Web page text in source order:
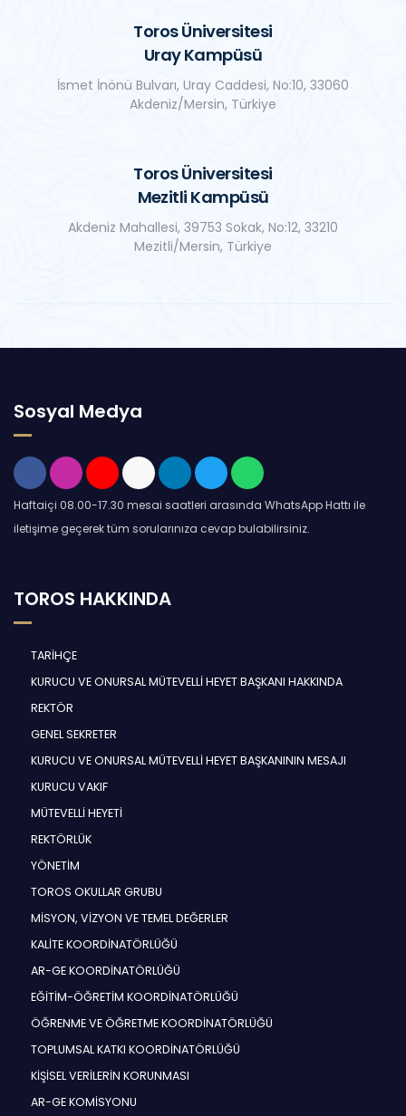
Toros Üniversitesi
Uray Kampüsü
İsmet İnönü Bulvarı, Uray Caddesi, No:10, 33060
Akdeniz/Mersin, Türkiye
Toros Üniversitesi
Mezitli Kampüsü
Akdeniz Mahallesi, 39753 Sokak, No:12, 33210
Mezitli/Mersin, Türkiye
Sosyal Medya
Haftaiçi 08.00-17.30 mesai saatleri arasında WhatsApp Hattı ile
iletişime geçerek tüm sorularınıza cevap bulabilirsiniz.
TOROS HAKKINDA
TARİHÇE
KURUCU VE ONURSAL MÜTEVELLİ HEYET BAŞKANI HAKKINDA
REKTÖR
GENEL SEKRETER
KURUCU VE ONURSAL MÜTEVELLİ HEYET BAŞKANININ MESAJI
KURUCU VAKIF
MÜTEVELLİ HEYETİ
REKTÖRLÜK
YÖNETİM
TOROS OKULLAR GRUBU
MİSYON, VİZYON VE TEMEL DEĞERLER
KALİTE KOORDİNATÖRLÜĞÜ
AR-GE KOORDİNATÖRLÜĞÜ
EĞİTİM-ÖĞRETİM KOORDİNATÖRLÜĞÜ
ÖĞRENME VE ÖĞRETME KOORDİNATÖRLÜĞÜ
TOPLUMSAL KATKI KOORDİNATÖRLÜĞÜ
KİŞİSEL VERİLERİN KORUNMASI
AR-GE KOMİSYONU